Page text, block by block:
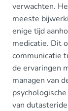
verwachten.
meeste
enige tijd
medicatie. Dit
communicatie
de ervaringen
managen van
van